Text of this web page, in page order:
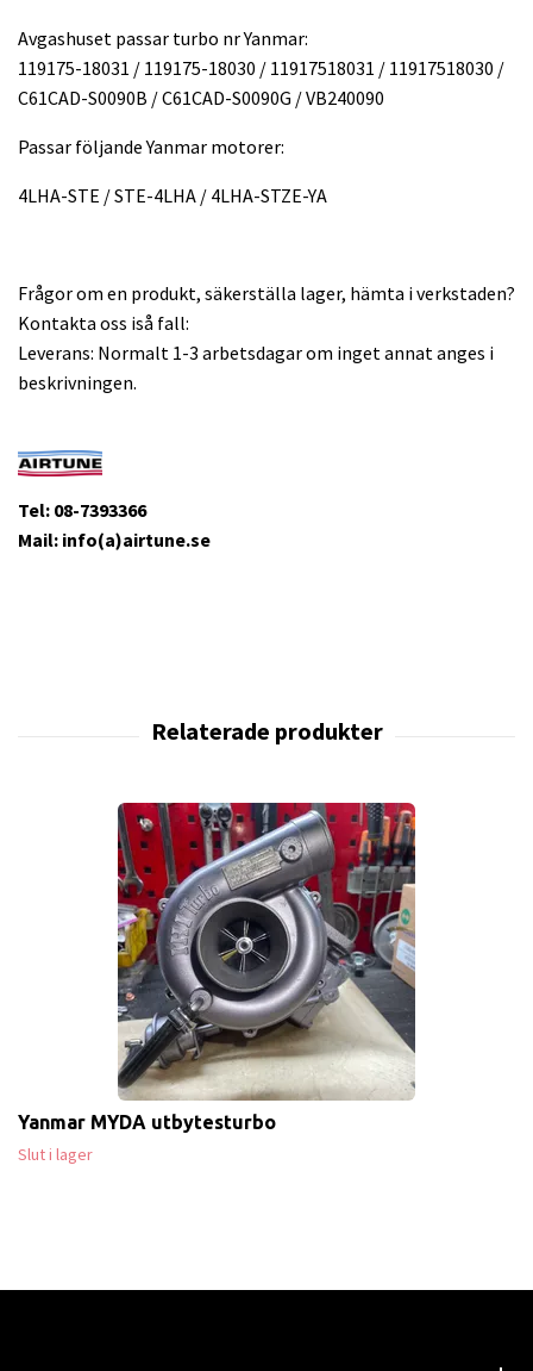
Avgashuset passar turbo nr Yanmar:
119175-18031 / 119175-18030 / 11917518031 / 11917518030 /
C61CAD-S0090B / C61CAD-S0090G / VB240090
Passar följande Yanmar motorer:
4LHA-STE / STE-4LHA / 4LHA-STZE-YA
Frågor om en produkt, säkerställa lager, hämta i verkstaden?
Kontakta oss iså fall:
Leverans: Normalt 1-3 arbetsdagar om inget annat anges i
beskrivningen.
Tel: 08-7393366
Mail: info(a)airtune.se
Yanmar MYDA utbytesturbo
Slut i lager